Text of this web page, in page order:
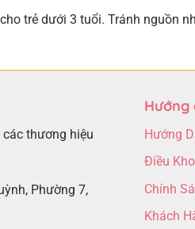
trẻ dưới 3 tuổi. Tránh nguồn
thương hiệu
Phường 7,
Hướng
Hướng
Điều
Chính
Khách